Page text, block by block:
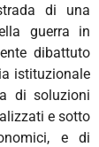
di una
guerra in
dibattuto
istituzionale
di soluzioni
e sotto
e di